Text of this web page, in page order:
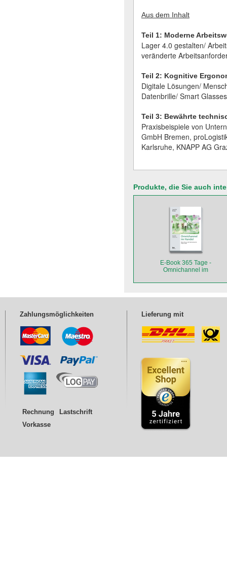
Aus dem Inhalt
Teil 1: Moderne
Lager 4.0 gestalten/
veränderte
Teil 2: Kognitive
Digitale Lösungen/
Datenbrille/ Smart
Teil 3: Bewährte
Praxisbeispiele von
GmbH Bremen,
Karlsruhe, KNAPP AG
Produkte, die Sie auch
E-Book 365 Tage -
Omnichannel im
Zahlungsmöglichkeiten
Rechnung
Lastschrift
Vorkasse
Lieferung mit